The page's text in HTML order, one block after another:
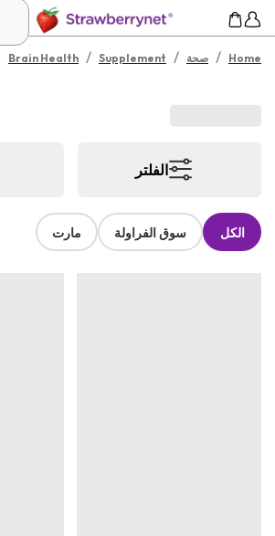
Home
/ صحة /
Supplement
/
Brain Health
الفلتر
الكل سوق الفراولة مارت